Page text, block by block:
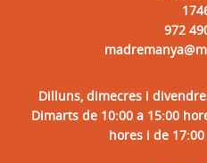
972
Dilluns, dimecres i
Dimarts de 10:00 a 15:00
hores i de